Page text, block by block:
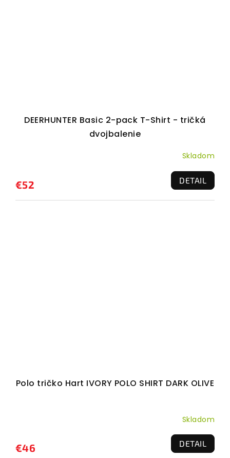
DEERHUNTER Basic 2-pack T-Shirt - tričká
dvojbalenie
Skladom
€52 DETAIL
Polo tričko Hart IVORY POLO SHIRT DARK OLIVE
Skladom
€46 DETAIL